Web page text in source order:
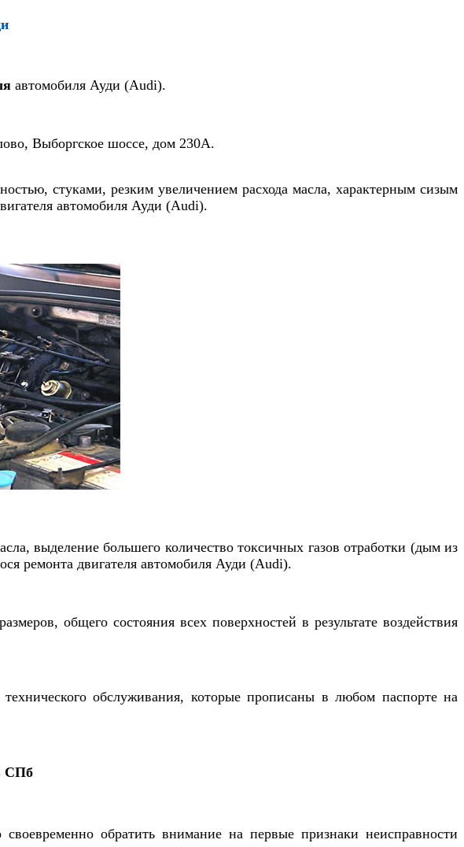
автомобиля Ауди (Audi).
Выборгское шоссе, дом 230А.
стуками, резким увеличением расхода масла, характерным сизым
автомобиля Ауди (Audi).
выделение большего количество токсичных газов отработки (дым из
ремонта двигателя автомобиля Ауди (Audi).
общего состояния всех поверхностей в результате воздействия
обслуживания, которые прописаны в любом паспорте на
СПб
обратить внимание на первые признаки неисправности